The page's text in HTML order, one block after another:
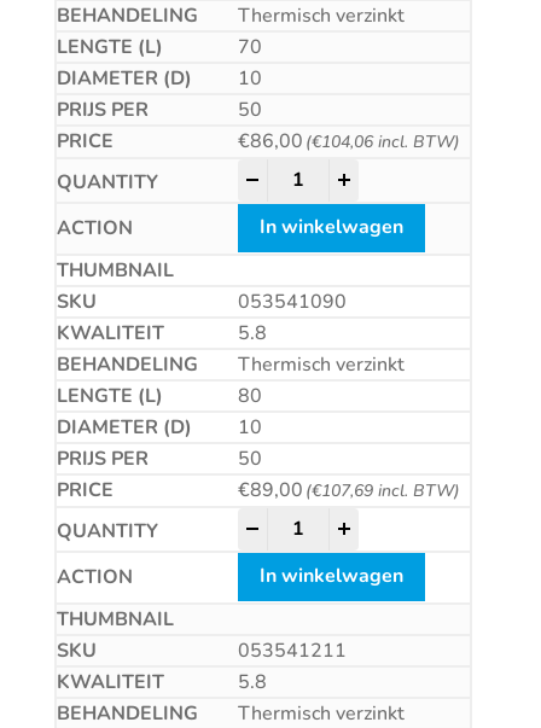
Thermisch verzinkt
70
10
50
€86,00 (€104,06incl. BTW)
Betonschroef CS quantity
In winkelwagen
053541090
5.8
Thermisch verzinkt
80
10
50
€89,00 (€107,69incl. BTW)
Betonschroef CS quantity
In winkelwagen
053541211
5.8
Thermisch verzinkt